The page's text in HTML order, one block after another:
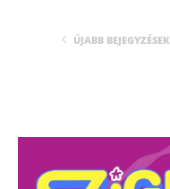
ÚJABB BEJEGYZÉSEK